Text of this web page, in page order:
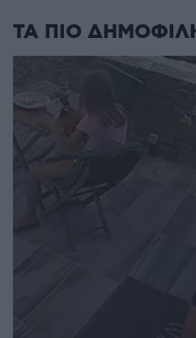
ΤΑ ΠΙΟ